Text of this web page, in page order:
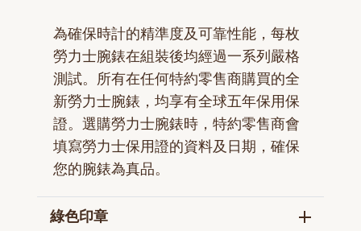
為確保時計的精準度及可靠性能，每枚
勞力士腕錶在組裝後均經過一系列嚴格
測試。所有在任何特約零售商購買的全
新勞力士腕錶，均享有全球五年保用保
證。選購勞力士腕錶時，特約零售商會
填寫勞力士保用證的資料及日期，確保
您的腕錶為真品。
綠色印章